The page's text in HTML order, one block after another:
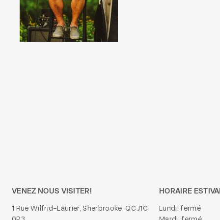
VENEZ NOUS VISITER!
1 Rue Wilfrid-Laurier, Sherbrooke, QC J1C
HORAIRE
Lundi: fermé